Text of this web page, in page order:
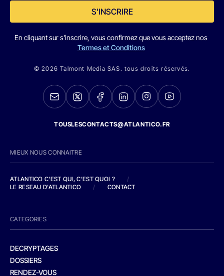
S'INSCRIRE
En cliquant sur s'inscrire, vous confirmez que vous acceptez nos
Termes et Conditions
© 2026 Talmont Media SAS. tous droits réservés.
TOUSLESCONTACTS@ATLANTICO.FR
MIEUX NOUS CONNAITRE
ATLANTICO C'EST QUI, C'EST QUOI ?
/
LE RESEAU D'ATLANTICO
/ CONTACT
CATEGORIES
DECRYPTAGES
DOSSIERS
RENDEZ-VOUS